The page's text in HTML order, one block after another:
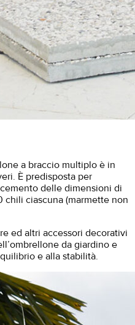
a braccio multiplo è in
È predisposta per
delle dimensioni di
ciascuna (marmette non
ed altri accessori decorativi
da giardino e
e alla stabilità.